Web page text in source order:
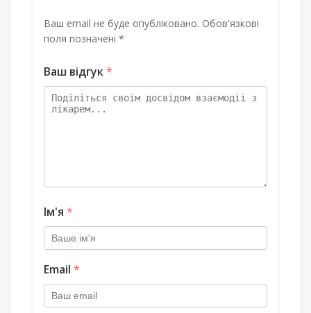
Ваш email не буде опубліковано. Обов'язкові
поля позначені *
Ваш відгук*
Ім'я *
Email *